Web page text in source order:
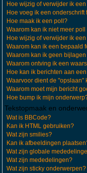
Hoe wijzig of verwijder ik
Hoe voeg ik een
Hoe maak ik een poll?
Waarom kan ik niet meer
Hoe wijzig of verwijder ik
Waarom kan ik een bepaald
Waarom kan ik geen
Waarom ontving ik een
Hoe kan ik berichten aan
Waarvoor dient de "opslaan"
Waarom moet mijn bericht
Hoe bump ik mijn
Tekstopmaak en
Wat is BBCode?
Kan ik HTML gebruiken?
Wat zijn smilies?
Kan ik afbeeldingen
Wat zijn globale
Wat zijn mededelingen?
Wat zijn sticky onderwerpen?